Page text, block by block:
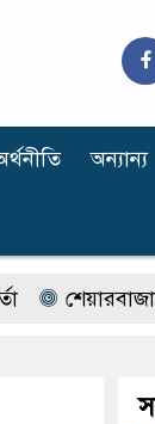
অন্যান্য
বন্ধ